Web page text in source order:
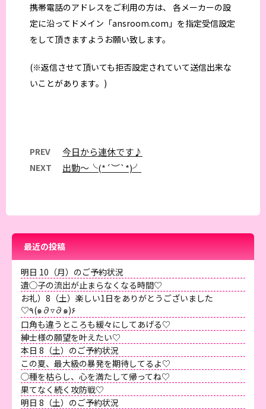
携帯電話のアドレスをご利用の方は、 各メーカーの設
定に沿ってドメイン「ansroom.com」を指定受信設定
をして頂きますようお願い致します。
(※返信させて頂いても拒否設定されていて送信出来な
いことがあります。)
PREV 今日から連休です♪
NEXT 出勤〜╰(*´︶`*)╯
最近の投稿
明日 10（月）のご予約状況
遺◯子の流出が止まらなくなる時間♡
お礼）8（土）楽しい1日をありがとうございました
♡٩(๑∂▿∂๑)۶
口角も違うところも緩々にしてあげる♡
紳士様の願望を叶えたい♡
本日 8（土）のご予約状況
この夏、最大級の暴発を期待してるよ♡
◯種を枯らし、心を満たして帰ってね♡
果てなく続く攻防戦♡
明日 8（土）のご予約状況